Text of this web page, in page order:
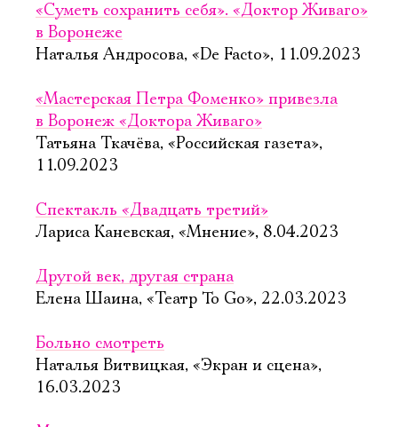
«Суметь сохранить себя». «Доктор Живаго»
в Воронеже
Наталья Андросова, «De Facto», 11.09.2023
«Мастерская Петра Фоменко» привезла
в Воронеж «Доктора Живаго»
Татьяна Ткачёва, «Российская газета»,
11.09.2023
Спектакль «Двадцать третий»
Лариса Каневская, «Мнение», 8.04.2023
Другой век, другая страна
Елена Шаина, «Театр To Go», 22.03.2023
Больно смотреть
Наталья Витвицкая, «Экран и сцена»,
16.03.2023